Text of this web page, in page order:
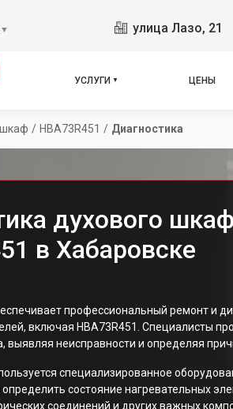
▼ улица Лазо, 21
УСЛУГИ ЦЕНЫ
/ HBA73R451 / Диагностика
духового
в Хабаровске
профессиональный ремонт и
включая HBA73R451. Специалисты
выявляя неисправности и определяя
специализированное
состояние нагревательных
соединений и других важных